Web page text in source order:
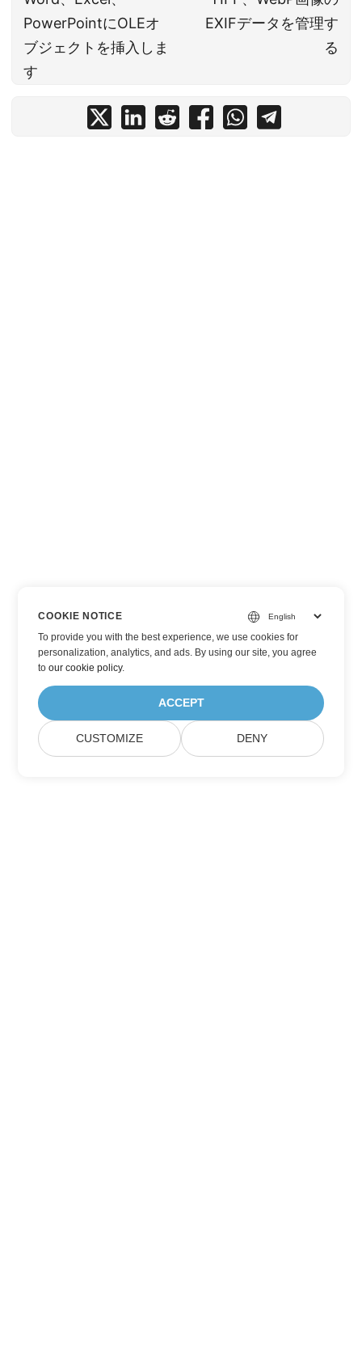
PowerPointにOLEオ
ブジェクトを挿入しま
す
EXIFデータを管理す
る
COOKIE NOTICE
To provide you with the best experience, we use cookies for
personalization, analytics, and ads. By using our site, you agree
toour cookie policy.
ACCEPT
CUSTOMIZE DENY